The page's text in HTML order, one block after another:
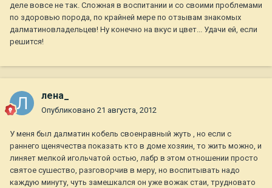
деле вовсе не так. Сложная в воспитании и со своими проблемами
по здоровью порода, по крайней мере по отзывам знакомых
далматиновладельцев! Ну конечно на вкус и цвет... Удачи ей, если
решится!
лена_
Опубликовано 21 августа, 2012
У меня был далматин кобель своенравный жуть , но если с
раннего щенячества показать кто в доме хозяин, то жить можно, и
линяет мелкой игольчатой остью, лабр в этом отношении просто
святое сушество, разговорчив в меру, но воспитывать надо
каждую минуту, чуть замешкался он уже вожак стаи, трудновато